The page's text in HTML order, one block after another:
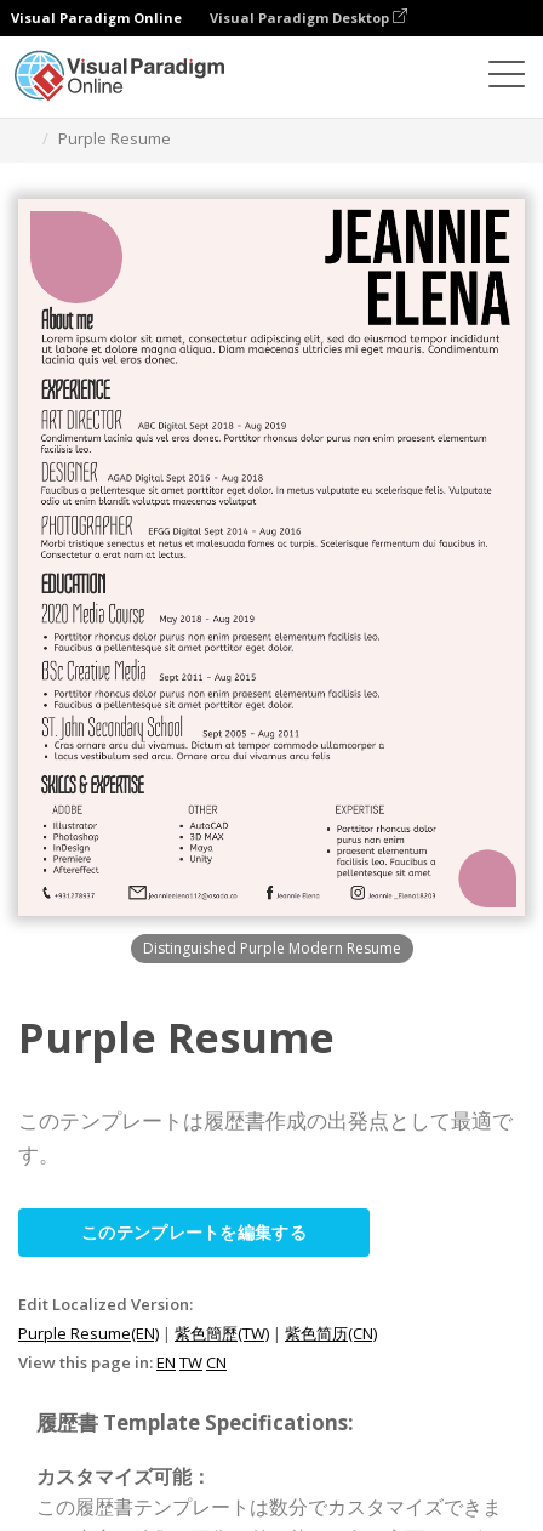
Visual Paradigm Online Visual Paradigm Desktop
Purple Resume
Distinguished Purple Modern Resume
Purple Resume
このテンプレートは履歴書作成の出発点として最適で
す。
このテンプレートを編集する
Edit Localized Version:
Purple Resume(EN) | 紫色簡歷(TW) | 紫色简历(CN)
View this page in:EN TWCN
履歴書 Template Specifications:
カスタマイズ可能：
この履歴書テンプレートは数分でカスタマイズできま